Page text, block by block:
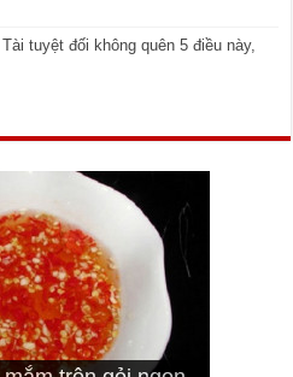
tuyệt đối không quên 5 điều này,